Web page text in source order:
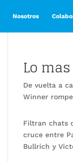
Nosotros
Lo
De vuelta a
Winner
Filtran chats
cruce entre
Bullrich y